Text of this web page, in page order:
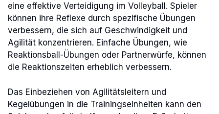
eine effektive Verteidigung im Volleyball. Spieler
können ihre Reflexe durch spezifische Übungen
verbessern, die sich auf Geschwindigkeit und
Agilität konzentrieren. Einfache Übungen, wie
Reaktionsball-Übungen oder Partnerwürfe, können
die Reaktionszeiten erheblich verbessern.
Das Einbeziehen von Agilitätsleitern und
Kegelübungen in die Trainingseinheiten kann den